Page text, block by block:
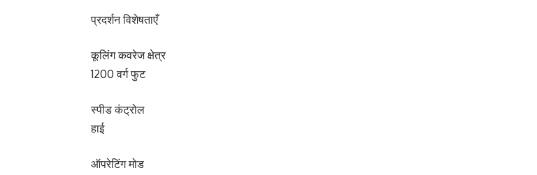
प्रदर्शन विशेषताएँ
कूलिंग कवरेज क्षेत्र
1200 वर्ग फुट
स्पीड कंट्रोल
हाई
ऑपरेटिंग मोड